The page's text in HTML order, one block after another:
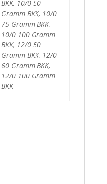
BKK, 10/0 50
Gramm BKK, 10/0
75 Gramm BKK,
10/0 100 Gramm
BKK, 12/0 50
Gramm BKK, 12/0
60 Gramm BKK,
12/0 100 Gramm
BKK